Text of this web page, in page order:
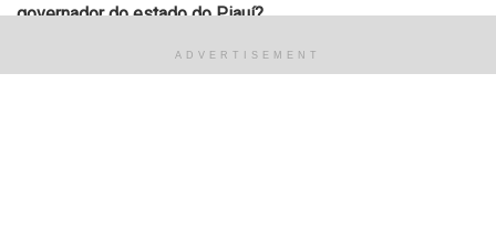
governador do estado do Piauí?
Primeiro destaco a nossa experiência tanto no setor
ADVERTISEMENT